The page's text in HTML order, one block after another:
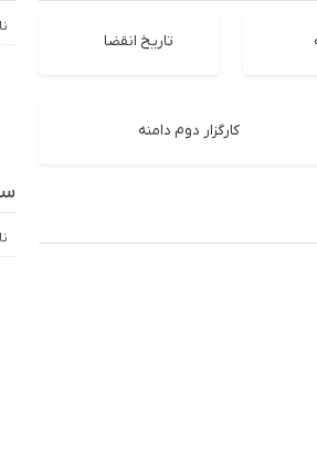
تاریخ انقضا
کارگزار دوم دامنه